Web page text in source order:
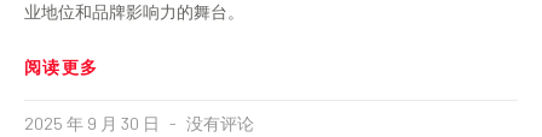
业地位和品牌影响力的舞台。
阅读更多
2025 年 9 月 30 日 没有评论